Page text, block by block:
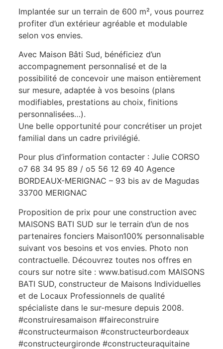
Implantée sur un terrain de 600 m², vous pourrez
profiter d’un extérieur agréable et modulable
selon vos envies.
Avec Maison Bâti Sud, bénéficiez d’un
accompagnement personnalisé et de la
possibilité de concevoir une maison entièrement
sur mesure, adaptée à vos besoins (plans
modifiables, prestations au choix, finitions
personnalisées…).
Une belle opportunité pour concrétiser un projet
familial dans un cadre privilégié.
Pour plus d’information contacter : Julie CORSO
o7 68 34 95 89 / o5 56 12 69 40 Agence
BORDEAUX-MERIGNAC – 93 bis av de Magudas
33700 MERIGNAC
Proposition de prix pour une construction avec
MAISONS BATI SUD sur le terrain d’un de nos
partenaires fonciers Maison100% personnalisable
suivant vos besoins et vos envies. Photo non
contractuelle. Découvrez toutes nos offres en
cours sur notre site : www.batisud.com MAISONS
BATI SUD, constructeur de Maisons Individuelles
et de Locaux Professionnels de qualité
spécialiste dans le sur-mesure depuis 2008.
#construiresamaison #faireconstruire
#constructeurmaison #constructeurbordeaux
#constructeurgironde #constructeuraquitaine